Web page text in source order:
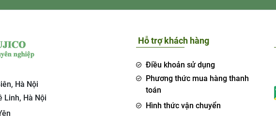
Hà Nội
Linh, Hà Nội
Hỗ trợ khách hàng
Điều khoản sử dụng
Phương thức mua hàng thanh
toán
Hình thức vận chuyển